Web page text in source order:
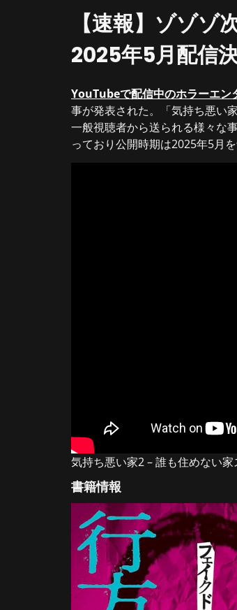
【速報】ゾゾゾ
2025年5月配信
YouTubeで配信中のホラーエン
事が発表された。「気持ち悪い
一般視聴者から送られる様々な
っており公開時期は2025年5月
気持ち悪い家2 – 誰も住めない
書籍情報